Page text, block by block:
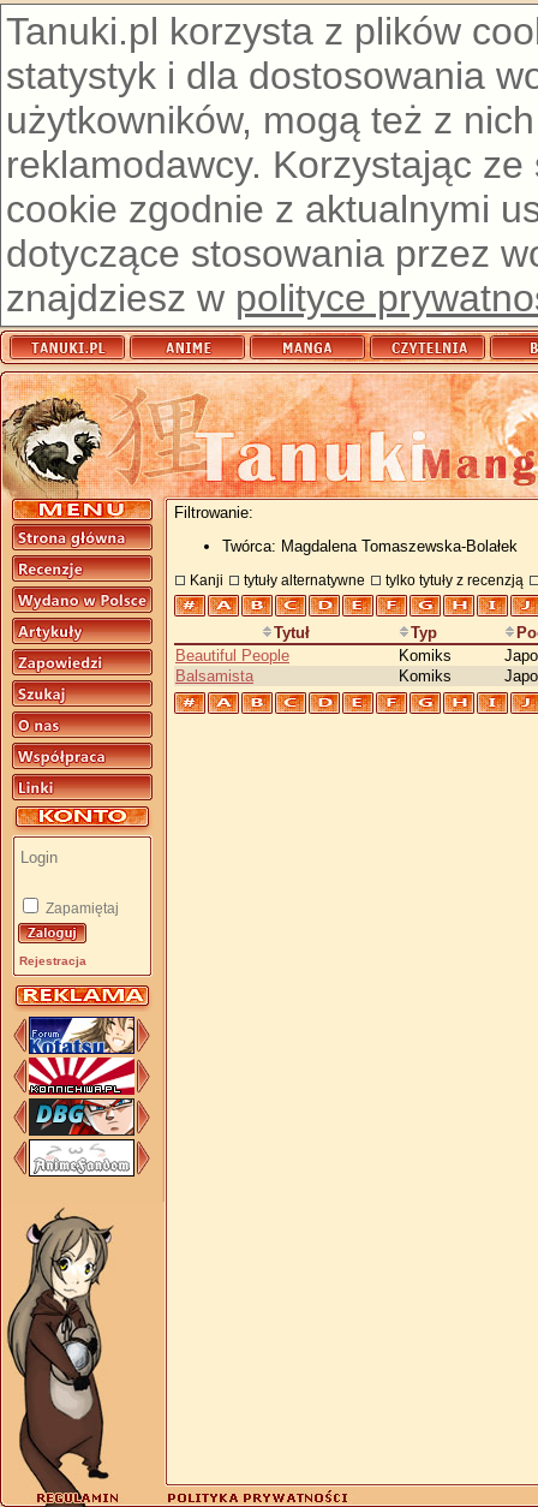
Tanuki.pl korzysta z plików
statystyk i dla dostosowania
użytkowników, mogą też z
reklamodawcy. Korzystając
cookie zgodnie z aktualnymi
dotyczące stosowania przez
znajdziesz w polityce
Zapamiętaj
Rejestracja
Filtrowanie:
Twórca: Magdalena Tomaszewska-Bolałek
Kanji tytuły alternatywne tylko tytuły z recenzją
Tytuł Typ
Beautiful People
Komiks
Balsamista
Komiks